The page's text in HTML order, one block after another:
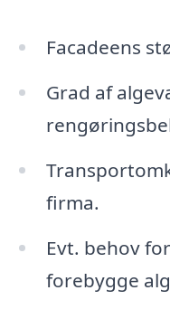
Facadeens
Grad af
firma.
Evt. behov
forebygge